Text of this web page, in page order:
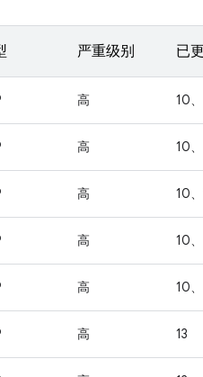
严重级别 已
高 10
高 10
高 10、
高 10
高 10
高 13